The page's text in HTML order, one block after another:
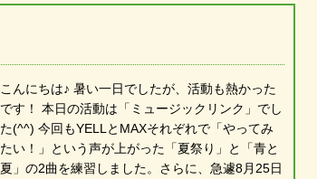
こんにちは♪ 暑い一日でしたが、活動も熱かった
です！ 本日の活動は「ミュージックリンク」でし
た(^^) 今回もYELLとMAXそれぞれで「やってみ
たい！」という声が上がった「夏祭り」と「青と
夏」の2曲を練習しました。さらに、急遽8月25日